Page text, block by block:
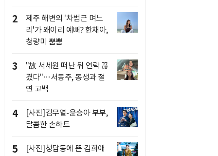
2
제주 해변의 '차범근 며느
리'가 왜이리 예뻐? 한채아,
청량미 뿜뿜
3
"故 서세원 떠난 뒤 연락 끊
겼다"…서동주, 동생과 절
연 고백
4
[사진]김무열-윤승아 부부,
달콤한 손하트
5 [사진]청담동에 뜬 김희애